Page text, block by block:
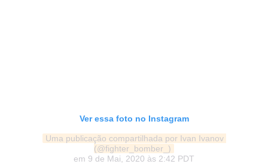
Ver essa foto no Instagram
Uma publicação compartilhada por Ivan Ivanov
(@fighter_bomber_)
em 9 de Mai, 2020 às 2:42 PDT